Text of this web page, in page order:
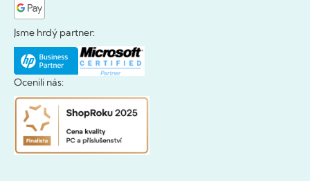
Jsme hrdý partner:
Ocenili nás: